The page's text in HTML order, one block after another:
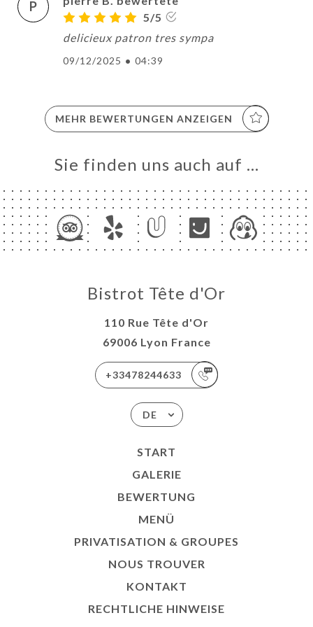
P
5/5
delicieux patron tres sympa
09/12/2025 • 04:39
MEHR BEWERTUNGEN ANZEIGEN
Sie finden uns auch auf …
Bistrot Tête d'Or
110 Rue Tête d'Or
69006 Lyon France
+33478244633
DE
START
GALERIE
BEWERTUNG
MENÜ
PRIVATISATION & GROUPES
NOUS TROUVER
KONTAKT
RECHTLICHE HINWEISE